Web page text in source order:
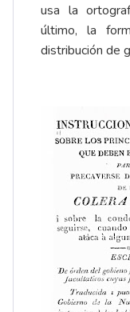
usa la
último, la
distribución de